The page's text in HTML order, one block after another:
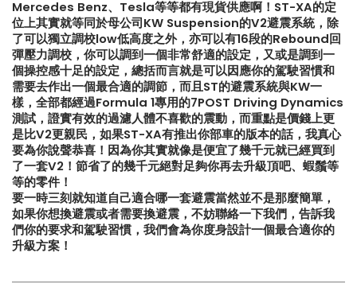
Mercedes Benz、Tesla等等都有現貨供應啊！ST-XA的定
位上其實就等同於母公司KW Suspension的V2避震系統，除
了可以獨立調校low低高度之外，亦可以有16段的Rebound回
彈壓力調校，你可以調到一個非常舒適的設定，又或是調到一
個操控感十足的設定，總括而言就是可以因應你的駕駛習慣和
需要去作出一個最合適的調節，而且ST的避震系統與KW一
樣，全部都經過Formula 1專用的7POST Driving Dynamics
測試，證實有效的過濾人體不喜歡的震動，而重點是價錢上更
是比V2更親民，如果ST-XA有推出你部車的版本的話，我真心
要為你說聲恭喜！因為你其實就像是便宜了幾千元就已經買到
了一套V2！節省了的幾千元絕對足夠你再去升級頂吧、蝦鬚等
等的零件！
要一時三刻就知道自己適合哪一套避震當然並不是那麼簡單，
如果你想換避震或者需要換避震，不妨聯絡一下我們，告訴我
們你的要求和駕駛習慣，我們會為你度身設計一個最合適你的
升級方案！
【再向經典致敬!! Suzuki Jimny
XL化身迷你G-Class】
【真正碳為觀止!! McLaren
720S升級攻略】